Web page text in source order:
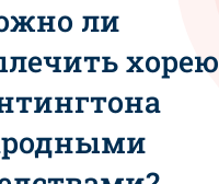
ли
хорею